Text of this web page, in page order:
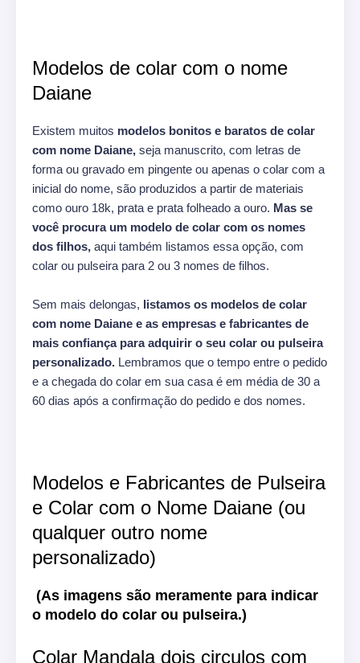
Modelos de colar com o nome
Daiane
Existem muitos modelos bonitos e baratos de colar
com nome Daiane, seja manuscrito, com letras de
forma ou gravado em pingente ou apenas o colar com a
inicial do nome, são produzidos a partir de materiais
como ouro 18k, prata e prata folheado a ouro. Mas se
você procura um modelo de colar com os nomes
dos filhos, aqui também listamos essa opção, com
colar ou pulseira para 2 ou 3 nomes de filhos.
Sem mais delongas, listamos os modelos de colar
com nome Daiane e as empresas e fabricantes de
mais confiança para adquirir o seu colar ou pulseira
personalizado. Lembramos que o tempo entre o pedido
e a chegada do colar em sua casa é em média de 30 a
60 dias após a confirmação do pedido e dos nomes.
Modelos e Fabricantes de Pulseira
e Colar com o Nome Daiane (ou
qualquer outro nome
personalizado)
(As imagens são meramente para indicar
o modelo do colar ou pulseira.)
Colar Mandala dois circulos com